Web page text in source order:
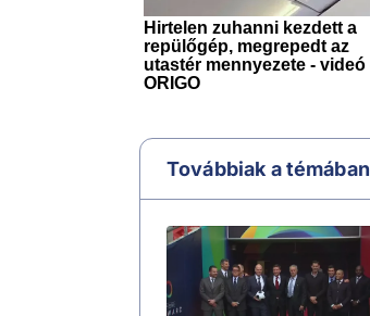
Továbbiak a témában